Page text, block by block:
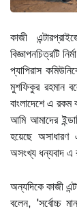
কাজী
বিজ্ঞাপনচিত্রটি
প্যাপিরাস
মুশফিকুর রহমান
বাংলাদেশে এ
আমি আমাদের
হয়েছে অসাধারণ
অসংখ্য ধন্যবাদ এ
অন্যদিকে কাজী
বলেন, ‌'সর্বোচ্চ